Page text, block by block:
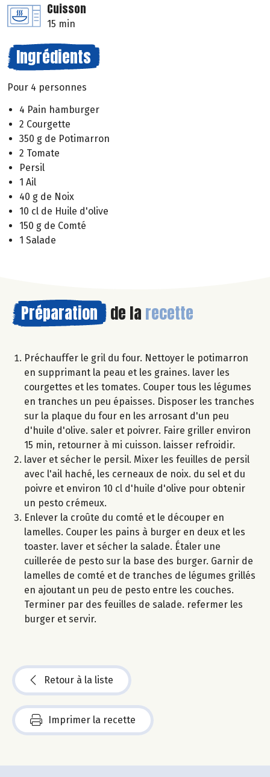
Cuisson
15 min
Ingrédients
Pour 4 personnes
4 Pain hamburger
2 Courgette
350 g de Potimarron
2 Tomate
Persil
1 Ail
40 g de Noix
10 cl de Huile d'olive
150 g de Comté
1 Salade
Préparation de la recette
Préchauffer le gril du four. Nettoyer le potimarron
en supprimant la peau et les graines. laver les
courgettes et les tomates. Couper tous les légumes
en tranches un peu épaisses. Disposer les tranches
sur la plaque du four en les arrosant d'un peu
d'huile d'olive. saler et poivrer. Faire griller environ
15 min, retourner à mi cuisson. laisser refroidir.
laver et sécher le persil. Mixer les feuilles de persil
avec l'ail haché, les cerneaux de noix. du sel et du
poivre et environ 10 cl d'huile d'olive pour obtenir
un pesto crémeux.
Enlever la croûte du comté et le découper en
lamelles. Couper les pains à burger en deux et les
toaster. laver et sécher la salade. Étaler une
cuillerée de pesto sur la base des burger. Garnir de
lamelles de comté et de tranches de légumes grillés
en ajoutant un peu de pesto entre les couches.
Terminer par des feuilles de salade. refermer les
burger et servir.
Retour à la liste
Imprimer la recette